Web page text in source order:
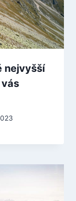
nejvyšší